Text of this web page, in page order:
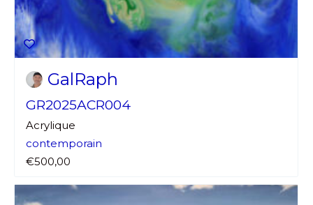
Adresse email*
GalRaph
GR2025ACR004
Acrylique
contemporain
€500,00